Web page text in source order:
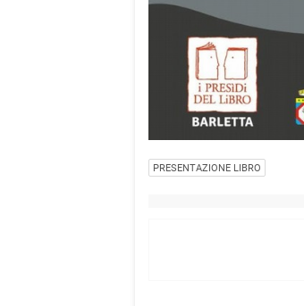
PRESENTAZIONE LIBRO